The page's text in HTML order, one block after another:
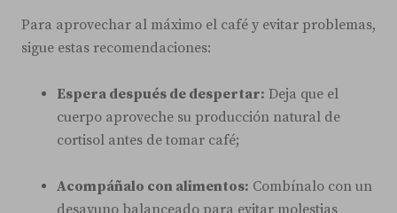
Para aprovechar al máximo el café y evitar problemas,
sigue estas recomendaciones:
Espera después de despertar: Deja que el
cuerpo aproveche su producción natural de
cortisol antes de tomar café;
Acompáñalo con alimentos: Combínalo con un
desayuno balanceado para evitar molestias